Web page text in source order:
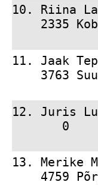
10. Riina
2335
11. Jaak
3763
12. Juris
0
13. Merike
4759